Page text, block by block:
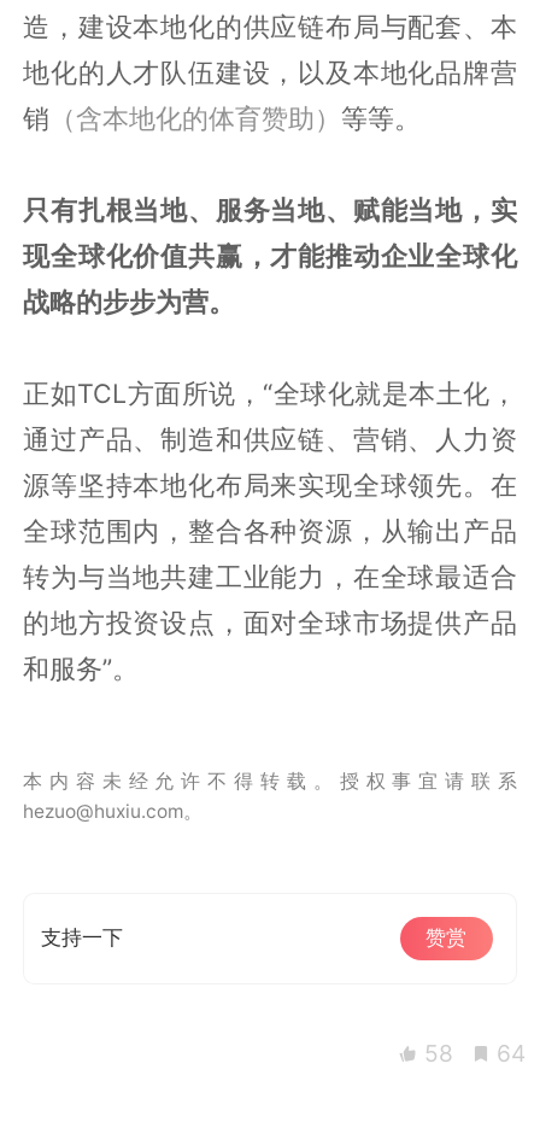
造，建设本地化的供应链布局与配套、本
地化的人才队伍建设，以及本地化品牌营
销 （含本地化的体育赞助） 等等。
只有扎根当地、服务当地、赋能当地，实
现全球化价值共赢，才能推动企业全球化
战略的步步为营。
正如TCL方面所说，“全球化就是本土化，
通过产品、制造和供应链、营销、人力资
源等坚持本地化布局来实现全球领先。在
全球范围内，整合各种资源，从输出产品
转为与当地共建工业能力，在全球最适合
的地方投资设点，面对全球市场提供产品
和服务”。
本内容未经允许不得转载。授权事宜请联系
hezuo@huxiu.com。
支持一下 赞赏
58 64